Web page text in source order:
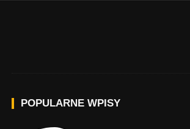
POPULARNE WPISY